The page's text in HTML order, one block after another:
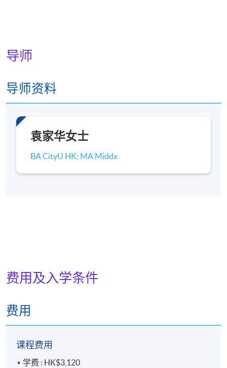
导师
导师资料
袁家华女士
BA CityU HK; MA Middx
费用及入学条件
费用
课程费用
学费 : HK$3,120